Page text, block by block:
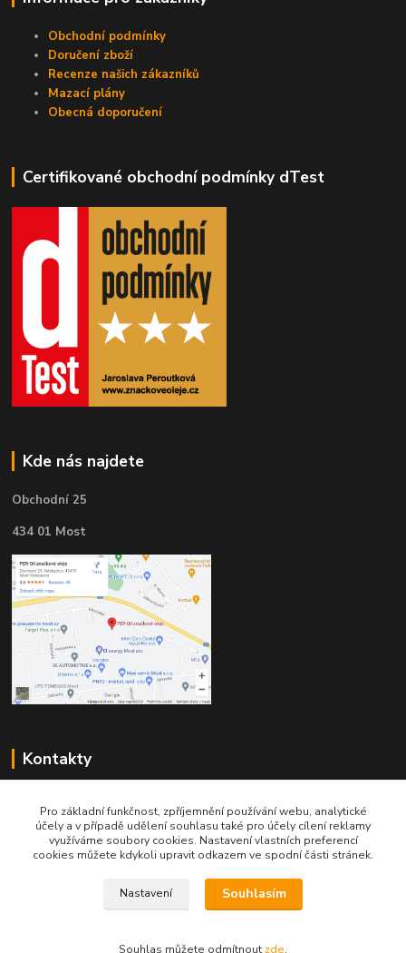
Obchodní podmínky
Doručení zboží
Recenze našich zákazníků
Mazací plány
Obecná doporučení
Certifikované obchodní podmínky dTest
Kde nás najdete
Obchodní 25
434 01 Most
Kontakty
Telefon do našeho obchodu : 774 993 479
info@znackoveoleje.cz
Pro základní funkčnost, zpříjemnění používání webu, analytické
účely a v případě udělení souhlasu také pro účely cílení reklamy
využíváme soubory cookies. Nastavení vlastních preferencí
cookies můžete kdykoli upravit odkazem ve spodní části stránek.
Nastavení Souhlasím
Souhlas můžete odmítnout zde.